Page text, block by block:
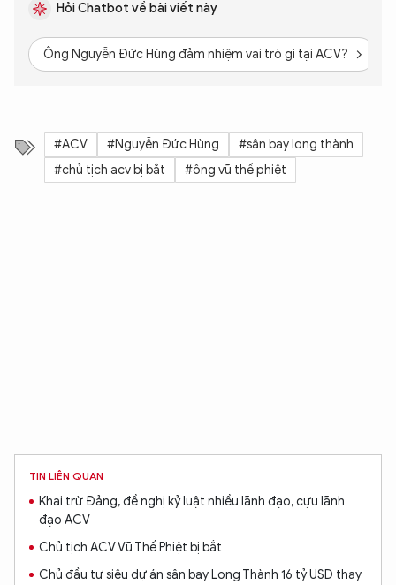
Hỏi Chatbot về bài viết này
Ông Nguyễn Đức Hùng đảm nhiệm vai trò gì tại ACV?
#ACV #Nguyễn Đức Hùng
#sân bay long thành
#chủ tịch acv bị bắt
#ông vũ thế phiệt
TIN LIÊN QUAN
Khai trừ Đảng, đề nghị kỷ luật nhiều lãnh đạo, cựu lãnh
đạo ACV
Chủ tịch ACV Vũ Thế Phiệt bị bắt
Chủ đầu tư siêu dự án sân bay Long Thành 16 tỷ USD thay